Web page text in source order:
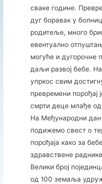
сваке године.
дуг боравак у
родитеље, много
евентуално
могуће и дугорочне
даљи развој бебе.
упркос свим
превремени порођај
смрти деце млађе од
На Међународни
подижемо свест о
порођаја како за
здравствене
Велики број
од 100 земаља